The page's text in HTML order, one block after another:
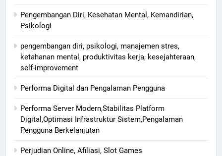
Pengembangan Diri, Kesehatan Mental, Kemandirian,
Psikologi
pengembangan diri, psikologi, manajemen stres,
ketahanan mental, produktivitas kerja, kesejahteraan,
self-improvement
Performa Digital dan Pengalaman Pengguna
Performa Server Modern,Stabilitas Platform
Digital,Optimasi Infrastruktur Sistem,Pengalaman
Pengguna Berkelanjutan
Perjudian Online, Afiliasi, Slot Games